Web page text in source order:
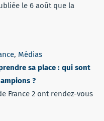
le 6 août que la
, Médias
sa place : qui sont
?
France 2 ont rendez-vous